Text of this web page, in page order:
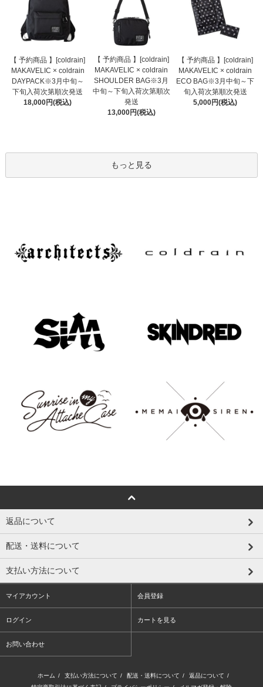
【 予約商品 】[coldrain]
MAKAVELIC × coldrain
DAYPACK※3月中旬～
下旬入荷次第順次発送
18,000円(税込)
【 予約商品 】[coldrain]
MAKAVELIC × coldrain
SHOULDER BAG※3月
中旬～下旬入荷次第順次
発送
13,000円(税込)
【 予約商品 】[coldrain]
MAKAVELIC × coldrain
ECO BAG※3月中旬～下
旬入荷次第順次発送
5,000円(税込)
もっと見る
返品について
配送・送料について
支払い方法について
マイアカウント 会員登録
ログイン カートを見る
お問い合わせ
ホーム / 支払い方法について / 配送・送料について / 返品について /